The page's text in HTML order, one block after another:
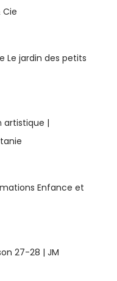
Cie
Le jardin des petits
artistique |
Enfance et
27-28 | JM